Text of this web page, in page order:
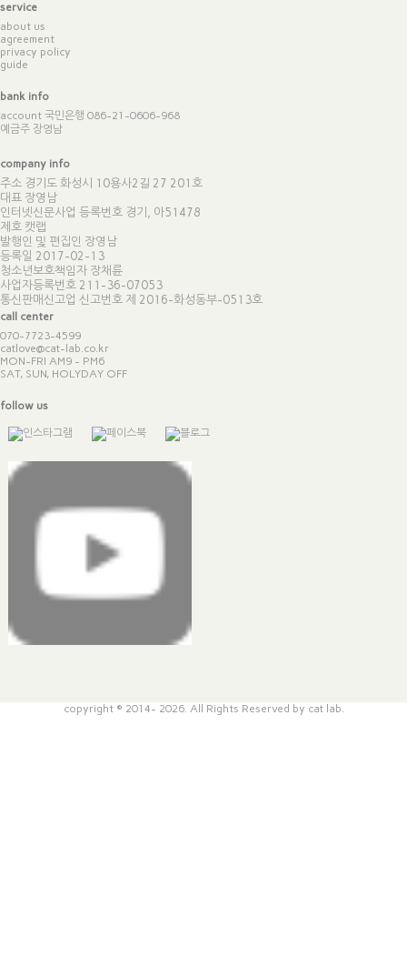
service
about us
agreement
privacy policy
guide
bank info
account 국민은행 086-21-0606-968
예금주 장영남
company info
주소 경기도 화성시 10용사2길 27 201호
대표 장영남
인터넷신문사업 등록번호 경기, 아51478
제호 캣랩
발행인 및 편집인 장영남
등록일 2017-02-13
청소년보호책임자 장채륜
사업자등록번호 211-36-07053
통신판매신고업 신고번호 제 2016-화성동부-0513호
call center
070-7723-4599
catlove@cat-lab.co.kr
MON-FRI AM9 - PM6
SAT, SUN, HOLYDAY OFF
follow us
copyright © 2014- 2026. All Rights Reserved by cat lab.